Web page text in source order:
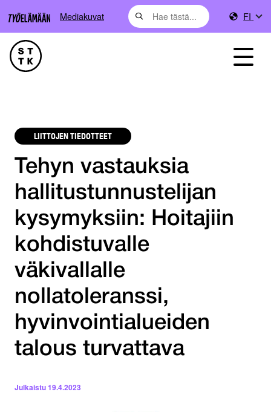
Mediakuvat FI
LIITTOJEN TIEDOTTEET
Tehyn vastauksia
hallitustunnustelijan
kysymyksiin: Hoitajiin
kohdistuvalle
väkivallalle
nollatoleranssi,
hyvinvointialueiden
talous turvattava
Julkaistu19.4.2023